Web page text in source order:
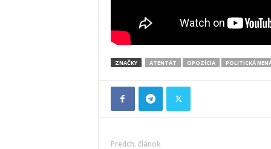
ZNAČKY ATENTÁT OPOZÍCIA POLITICKÁ
Predch. článok